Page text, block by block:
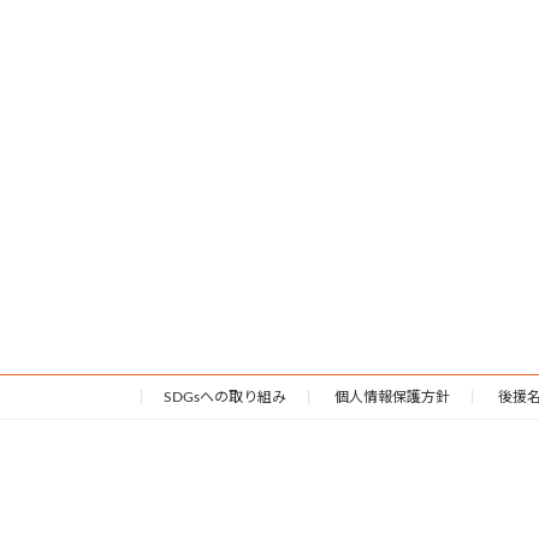
SDGsへの取り組み 個人情報保護方針 後援